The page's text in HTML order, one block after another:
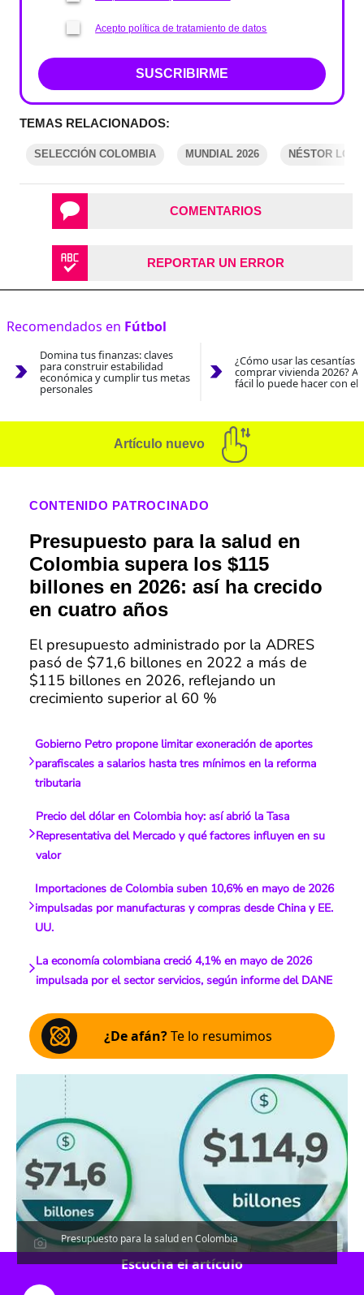
Acepto política de tratamiento de datos
SUSCRIBIRME
TEMAS RELACIONADOS:
SELECCIÓN COLOMBIA MUNDIAL 2026 NÉSTOR
COMENTARIOS
REPORTAR UN ERROR
Recomendados en Fútbol
Domina tus finanzas: claves
para construir estabilidad
económica y cumplir tus metas
personales
¿Cómo usar las cesantías
comprar vivienda 2026?
fácil lo puede hacer con el
Artículo nuevo
CONTENIDO PATROCINADO
Presupuesto para la salud en
Colombia supera los $115
billones en 2026: así ha crecido
en cuatro años
El presupuesto administrado por la ADRES
pasó de $71,6 billones en 2022 a más de
$115 billones en 2026, reflejando un
crecimiento superior al 60 %
Gobierno Petro propone limitar exoneración de aportes
parafiscales a salarios hasta tres mínimos en la reforma
tributaria
Precio del dólar en Colombia hoy: así abrió la Tasa
Representativa del Mercado y qué factores influyen en su
valor
Importaciones de Colombia suben 10,6% en mayo de 2026
impulsadas por manufacturas y compras desde China y EE.
UU.
La economía colombiana creció 4,1% en mayo de 2026
impulsada por el sector servicios, según informe del DANE
¿De afán?Te lo resumimos
Presupuesto para la salud en Colombia
Escucha el artículo